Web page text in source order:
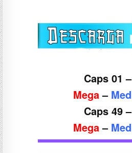
Caps 01
Mega–
Caps 49
Mega–